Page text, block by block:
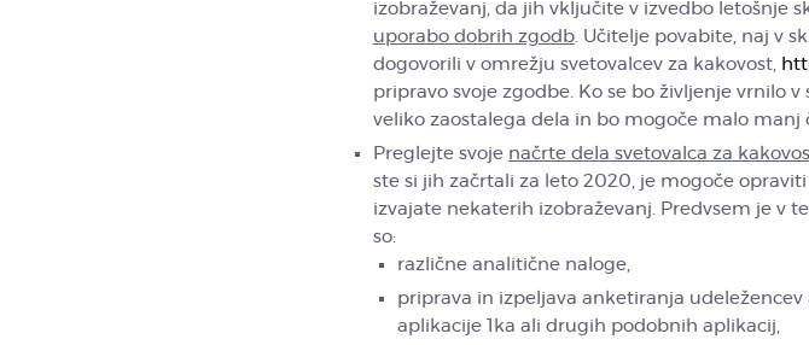
izobraževanj, da jih vključite v izvedbo letošnje
uporabo dobrih zgodb. Učitelje povabite, naj v
dogovorili v omrežju svetovalcev za kakovost,
pripravo svoje zgodbe. Ko se bo življenje vrnilo
veliko zaostalega dela in bo mogoče malo manj
Preglejte svoje načrte dela svetovalca za
ste si jih začrtali za leto 2020, je mogoče
izvajate nekaterih izobraževanj. Predvsem je v
so:
različne analitične naloge,
priprava in izpeljava anketiranja
aplikacije 1ka ali drugih podobnih aplikacij,